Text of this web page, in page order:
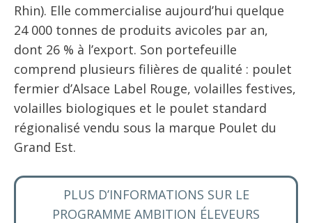
Rhin). Elle commercialise aujourd’hui quelque
24 000 tonnes de produits avicoles par an,
dont 26 % à l’export. Son portefeuille
comprend plusieurs filières de qualité : poulet
fermier d’Alsace Label Rouge, volailles festives,
volailles biologiques et le poulet standard
régionalisé vendu sous la marque Poulet du
Grand Est.
PLUS D’INFORMATIONS SUR LE
PROGRAMME AMBITION ÉLEVEURS